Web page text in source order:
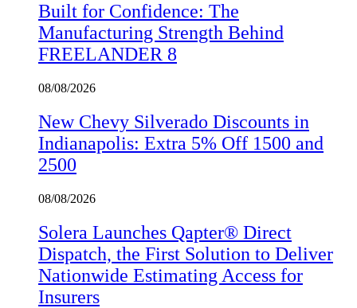
Built for Confidence: The
Manufacturing Strength Behind
FREELANDER 8
08/08/2026
New Chevy Silverado Discounts in
Indianapolis: Extra 5% Off 1500 and
2500
08/08/2026
Solera Launches Qapter® Direct
Dispatch, the First Solution to Deliver
Nationwide Estimating Access for
Insurers